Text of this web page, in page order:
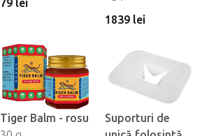
79 lei
1839 lei
Tiger Balm - rosu
Suporturi de